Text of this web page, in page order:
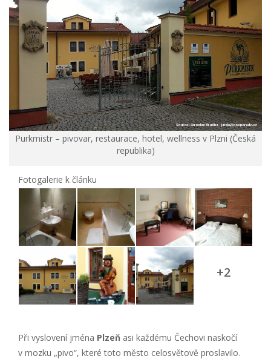
Purkmistr – pivovar, restaurace, hotel, wellness v Plzni (Česká
republika)
Fotogalerie k článku
+2
Při vyslovení jména Plzeň asi každému Čechovi naskočí
v mozku „pivo“, které toto město celosvětově proslavilo.